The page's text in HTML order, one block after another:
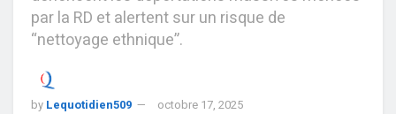
par la RD et alertent sur un risque de
“nettoyage ethnique”.
by Lequotidien509
octobre 17, 2025